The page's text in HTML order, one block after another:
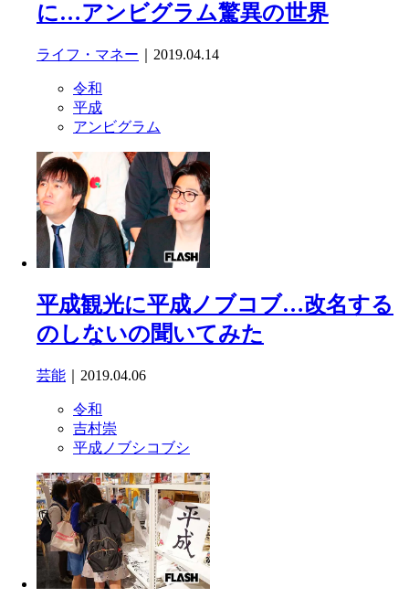
に…アンビグラム驚異の世界
ライフ・マネー ｜2019.04.14
令和
平成
アンビグラム
平成観光に平成ノブコブ…改名する
のしないの聞いてみた
芸能 ｜2019.04.06
令和
吉村崇
平成ノブシコブシ